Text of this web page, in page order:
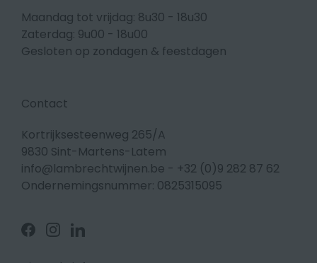
Maandag tot vrijdag: 8u30 - 18u30
Zaterdag: 9u00 - 18u00
Gesloten op zondagen & feestdagen
Contact
Kortrijksesteenweg 265/A
9830 Sint-Martens-Latem
info@lambrechtwijnen.be - +32 (0)9 282 87 62
Ondernemingsnummer: 0825315095
Volg
ons
Volg
ons
Volg
ons